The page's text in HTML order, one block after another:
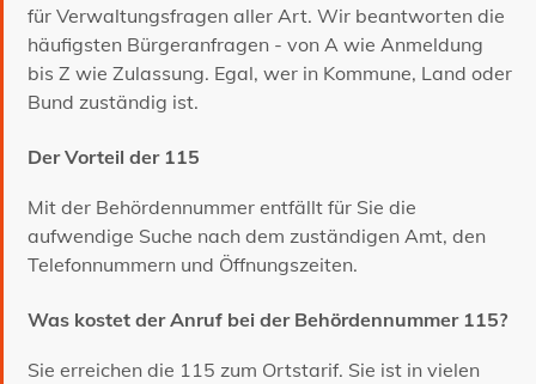
für Verwaltungsfragen aller Art. Wir beantworten die
häufigsten Bürgeranfragen - von A wie Anmeldung
bis Z wie Zulassung. Egal, wer in Kommune, Land oder
Bund zuständig ist.
Der Vorteil der 115
Mit der Behördennummer entfällt für Sie die
aufwendige Suche nach dem zuständigen Amt, den
Telefonnummern und Öffnungszeiten.
Was kostet der Anruf bei der Behördennummer 115?
Sie erreichen die 115 zum Ortstarif. Sie ist in vielen